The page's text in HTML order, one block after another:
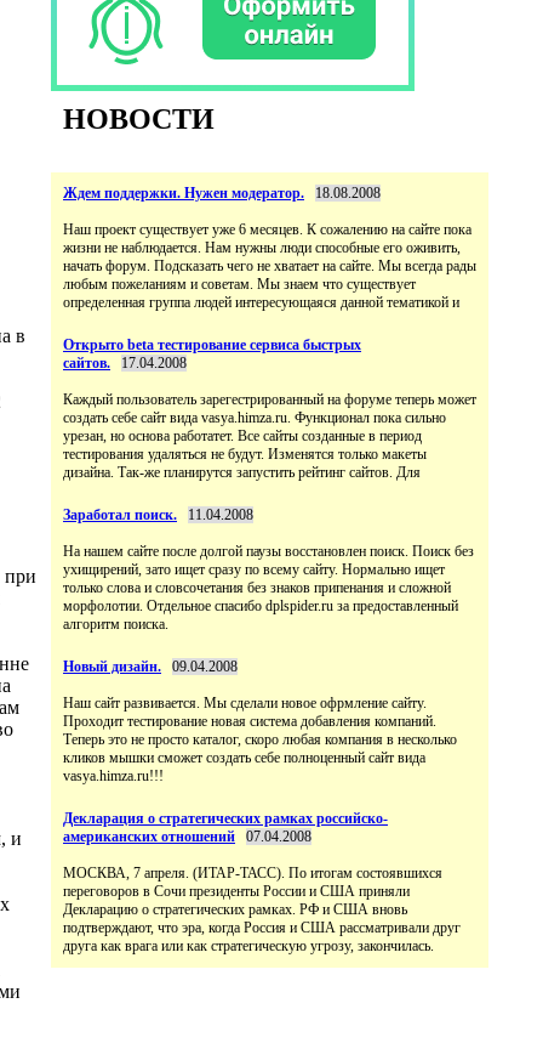
в
при
и
НОВОСТИ
Ждем поддержки. Нужен модератор. 18.08.2008
Наш проект существует уже 6 месяцев. К сожалению на сайте пока
жизни не наблюдается. Нам нужны люди способные его оживить,
начать форум. Подсказать чего не хватает на сайте. Мы всегда рады
любым пожеланиям и советам. Мы знаем что существует
определенная группа людей интересующаяся данной тематикой и
Открыто beta тестирование сервиса быстрых
сайтов.
17.04.2008
Каждый пользователь зарегестрированный на форуме теперь может
создать себе сайт вида vasya.himza.ru. Функционал пока сильно
урезан, но основа работатет. Все сайты созданные в период
тестирования удаляться не будут. Изменятся только макеты
дизайна. Так-же планирутся запустить рейтинг сайтов. Для
Заработал поиск. 11.04.2008
На нашем сайте после долгой паузы восстановлен поиск. Поиск без
ухищирений, зато ищет сразу по всему сайту. Нормально ищет
только слова и словсочетания без знаков припенания и сложной
морфолотии. Отдельное спасибо dplspider.ru за предоставленный
алгоритм поиска.
Новый дизайн. 09.04.2008
Наш сайт развивается. Мы сделали новое офрмление сайту.
Проходит тестирование новая система добавления компаний.
Теперь это не просто каталог, скоро любая компания в несколько
кликов мышки сможет создать себе полноценный сайт вида
vasya.himza.ru!!!
Декларация о стратегических рамках российско-
американских отношений
07.04.2008
МОСКВА, 7 апреля. (ИТАР-ТАСС). По итогам состоявшихся
переговоров в Сочи президенты России и США приняли
Декларацию о стратегических рамках. РФ и США вновь
подтверждают, что эра, когда Россия и США рассматривали друг
друга как врага или как стратегическую угрозу, закончилась.